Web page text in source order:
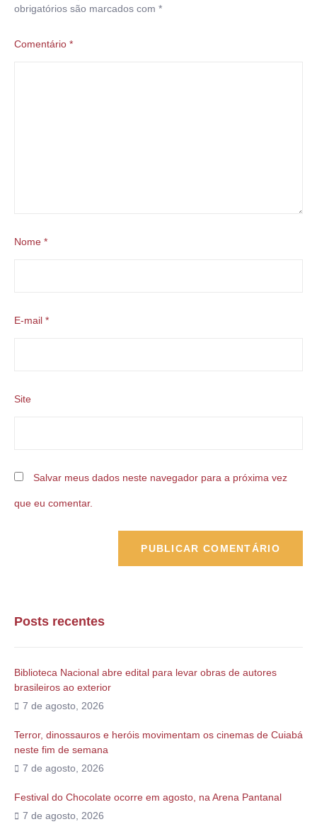
obrigatórios são marcados com *
Comentário *
Nome *
E-mail *
Site
Salvar meus dados neste navegador para a próxima vez
que eu comentar.
Posts recentes
Biblioteca Nacional abre edital para levar obras de autores
brasileiros ao exterior
7 de agosto, 2026
Terror, dinossauros e heróis movimentam os cinemas de Cuiabá
neste fim de semana
7 de agosto, 2026
Festival do Chocolate ocorre em agosto, na Arena Pantanal
7 de agosto, 2026